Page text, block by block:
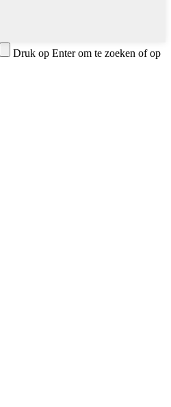
Druk op Enter om te zoeken of op